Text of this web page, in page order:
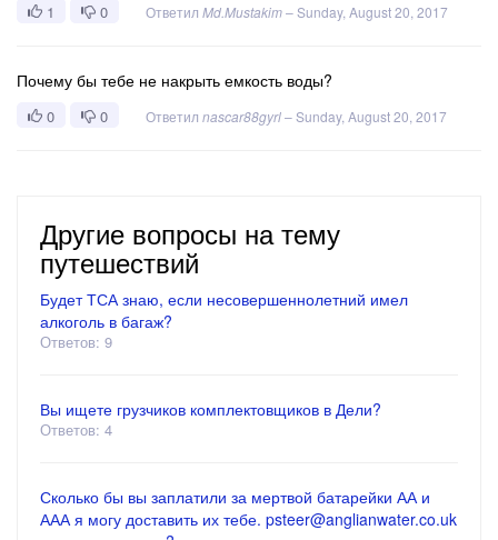
1 0 Ответил Md.Mustakim–Sunday, August 20, 2017
Почему бы тебе не накрыть емкость воды?
0 0 Ответил nascar88gyrl–Sunday, August 20, 2017
Другие вопросы на тему
путешествий
Будет ТСА знаю, если несовершеннолетний имел
алкоголь в багаж?
Ответов: 9
Вы ищете грузчиков комплектовщиков в Дели?
Ответов: 4
Сколько бы вы заплатили за мертвой батарейки АА и
ААА я могу доставить их тебе. psteer@anglianwater.co.uk